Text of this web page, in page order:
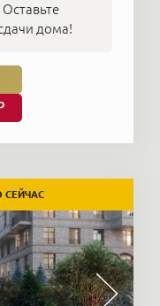
дома!
СЕЙЧАС